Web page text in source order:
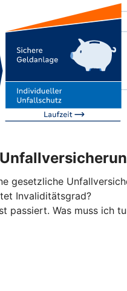
gesetzliche
Invaliditätsgrad?
passiert. Was muss ich